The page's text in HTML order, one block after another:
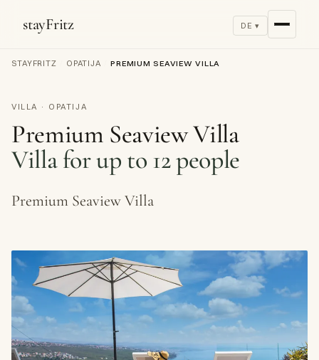
stayFritz DE ▾
STAYFRITZ OPATIJA PREMIUM SEAVIEW VILLA
VILLA · OPATIJA
Premium Seaview Villa
Villa for up to 12 people
Premium Seaview Villa